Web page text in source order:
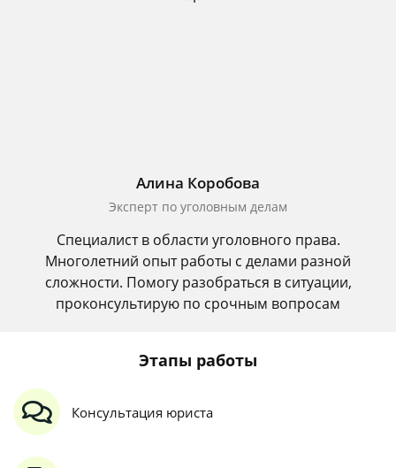
Алина Коробова
Эксперт по уголовным делам
Специалист в области уголовного права.
Многолетний опыт работы с делами разной
сложности. Помогу разобраться в ситуации,
проконсультирую по срочным вопросам
Этапы работы
Консультация юриста